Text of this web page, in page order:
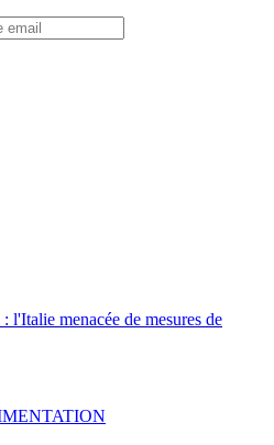
l'Italie menacée de mesures de